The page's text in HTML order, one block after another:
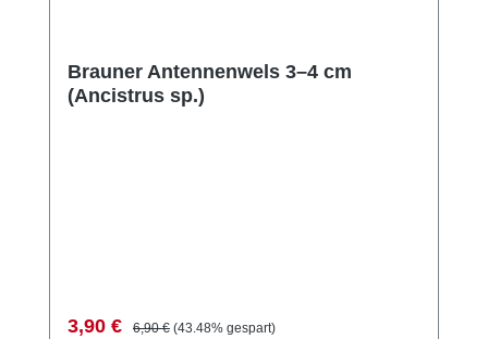
Brauner Antennenwels 3–4 cm
(Ancistrus sp.)
Verkaufspreis:
3,90 € Regulärer Preis:
6,90 € (43.48% gespart)